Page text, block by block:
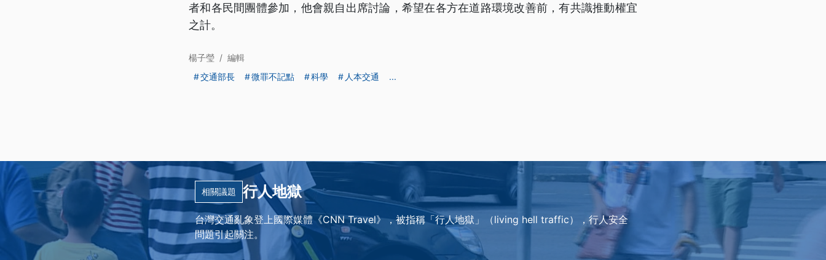
者和各民間團體參加，他會親自出席討論，希望在各方在道路環境改善前，有共識推動權宜
之計。
楊子瑩 / 編輯
交通部長
微罪不記點 科學 人本交通 ...
相關議題 行人地獄
台灣交通亂象登上國際媒體《CNN Travel》，被指稱「行人地獄」（living hell traffic），行人安全
問題引起關注。